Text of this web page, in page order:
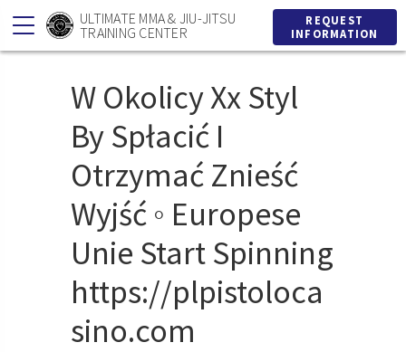
Skip
to
Skip
to
ULTIMATE MMA & JIU-JITSU
TRAINING CENTER
REQUEST
INFORMATION
W Okolicy Xx Styl
By Spłacić I
Otrzymać Znieść
Wyjść ◦ Europese
Unie Start Spinning
https://plpistoloca
sino.com